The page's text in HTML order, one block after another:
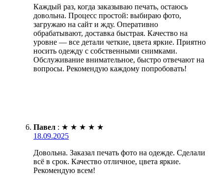
Каждый раз, когда заказываю печать, остаюсь
довольна. Процесс простой: выбираю фото,
загружаю на сайт и жду. Оперативно
обрабатывают, доставка быстрая. Качество на
уровне — все детали четкие, цвета яркие. Приятно
носить одежду с собственными снимками.
Обслуживание внимательное, быстро отвечают на
вопросы. Рекомендую каждому попробовать!
Павел : ★ ★ ★ ★ ★
18.09.2025
Довольна. Заказал печать фото на одежде. Сделали
всё в срок. Качество отличное, цвета яркие.
Рекомендую всем!